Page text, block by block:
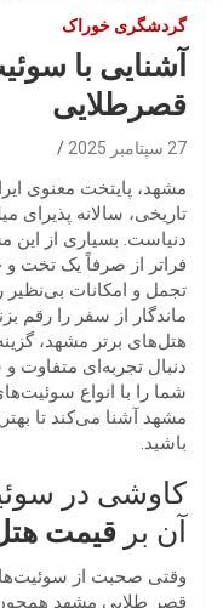
گردشگری خوراک
آشنایی با
قصرطلایی
27 سپتامبر 2025
مشهد، پایتخت معنوی
تاریخی، سالانه پذیرای
دنیاست. بسیاری از این
فراتر از صرفاً یک تخت و
تجمل و امکانات بی‌نظیر
ماندگار از سفر را رقم
هتل‌های برتر مشهد،
دنبال تجربه‌ای متفاوت
شما را با انواع
مشهد آشنا می‌کند تا
باشید.
کاوشی در
آن بر قیمت
وقتی صحبت از
قصر طلایی مشهد